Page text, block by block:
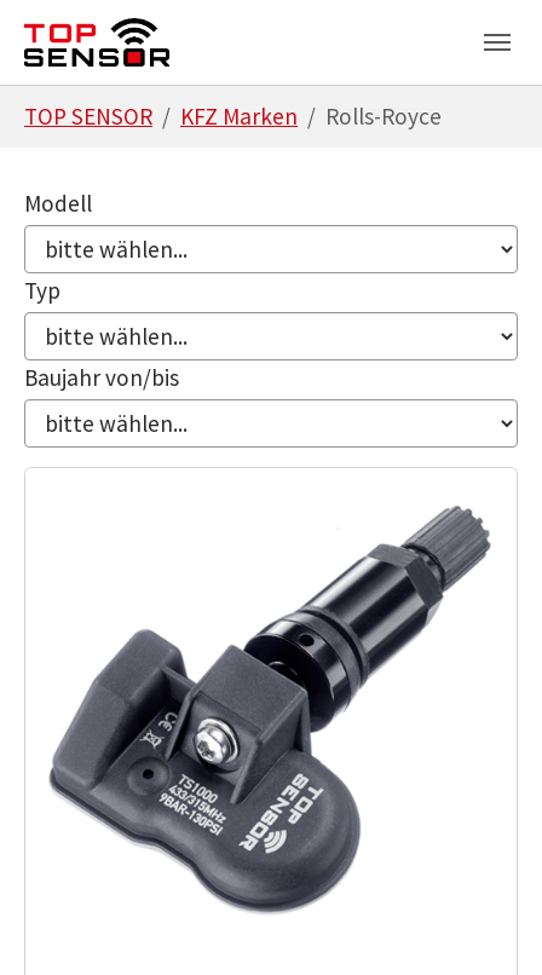
Zum Hauptinhalt springen
Skip to page footer
TOP SENSOR KFZ Marken Rolls-Royce
Modell
Typ
Baujahr von/bis